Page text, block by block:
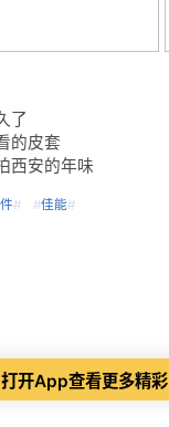
了
的皮套
西安的年味
# #佳能#
打开App查看更多精彩